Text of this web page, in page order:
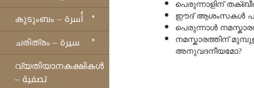
പെരുന്നാളിന്
ഈദ് ആശംസകള്‍
പെരുന്നാള്‍
നമസ്കാരത്തിന്
അനുവദനീയമോ?
കുടുംബം – أُسرة
ചരിത്രം – سيرة
വ്യതിയാനകക്ഷികള്‍
– تصفية